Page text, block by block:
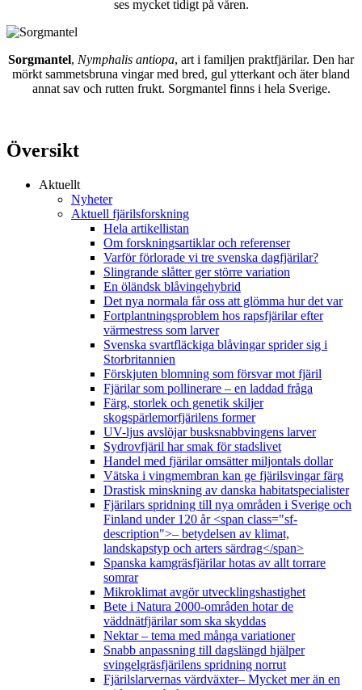
ses mycket tidigt på våren.
Sorgmantel, Nymphalis antiopa, art i familjen praktfjärilar. Den har
mörkt sammetsbruna vingar med bred, gul ytterkant och äter bland
annat sav och rutten frukt. Sorgmantel finns i hela Sverige.
Översikt
Aktuellt
Nyheter
Aktuell fjärilsforskning
Hela artikellistan
Om forskningsartiklar och referenser
Varför förlorade vi tre svenska dagfjärilar?
Slingrande slåtter ger större variation
En öländsk blåvingehybrid
Det nya normala får oss att glömma hur det var
Fortplantningsproblem hos rapsfjärilar efter
värmestress som larver
Svenska svartfläckiga blåvingar sprider sig i
Storbritannien
Förskjuten blomning som försvar mot fjäril
Fjärilar som pollinerare – en laddad fråga
Färg, storlek och genetik skiljer
skogspärlemorfjärilens former
UV-ljus avslöjar busksnabbvingens larver
Sydrovfjäril har smak för stadslivet
Handel med fjärilar omsätter miljontals dollar
Vätska i vingmembran kan ge fjärilsvingar färg
Drastisk minskning av danska habitatspecialister
Fjärilars spridning till nya områden i Sverige och
Finland under 120 år <span class="sf-
description">– betydelsen av klimat,
landskapstyp och arters särdrag</span>
Spanska kamgräsfjärilar hotas av allt torrare
somrar
Mikroklimat avgör utvecklingshastighet
Bete i Natura 2000-områden hotar de
väddnätfjärilar som ska skyddas
Nektar – tema med många variationer
Snabb anpassning till dagslängd hjälper
svingelgräsfjärilens spridning norrut
Fjärilslarvernas värdväxter– Mycket mer än en